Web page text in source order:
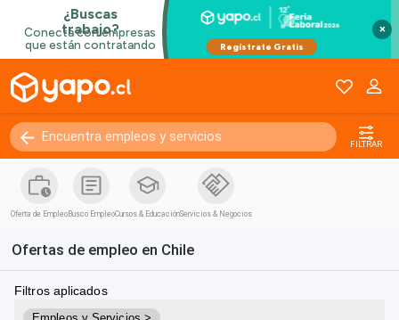
×
FILTRAR
Oferta de Empleo Busco EmpleoCursos & EducaciónServicios & Negocios
Ofertas de empleo en Chile
Filtros aplicados
Seguridad y Vigilancia Servicios Sociales y ONGs
Sector Público Contratistas inmobiliarios
Técnico e Informática